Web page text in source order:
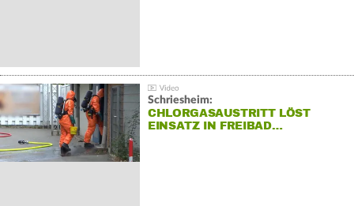
Schriesheim:
CHLORGASAUSTRITT LÖST
EINSATZ IN FREIBAD…